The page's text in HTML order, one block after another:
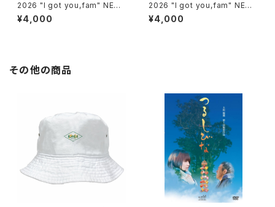
2026 "I got you,fam" NEW
VISUAL T（smoke black）
¥4,000
2026 "I got you,fam" NEW
VISUAL T（metro blue）
¥4,000
その他の商品